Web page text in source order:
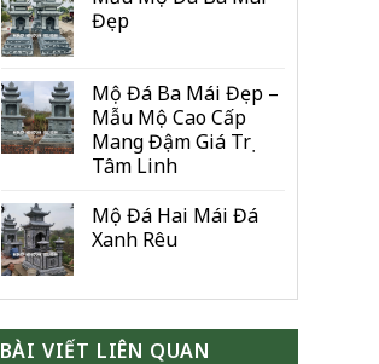
Đẹp
Mộ Đá Ba Mái Đẹp –
Mẫu Mộ Cao Cấp
Mang Đậm Giá Trị
Tâm Linh
Mộ Đá Hai Mái Đá
Xanh Rêu
BÀI VIẾT LIÊN QUAN